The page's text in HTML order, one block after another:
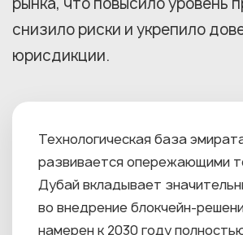
снизило риски и укрепило
юрисдикции.
Технологическая база
развивается опережающими
Дубай вкладывает
во внедрение блокчейн-
намерен к 2030 году